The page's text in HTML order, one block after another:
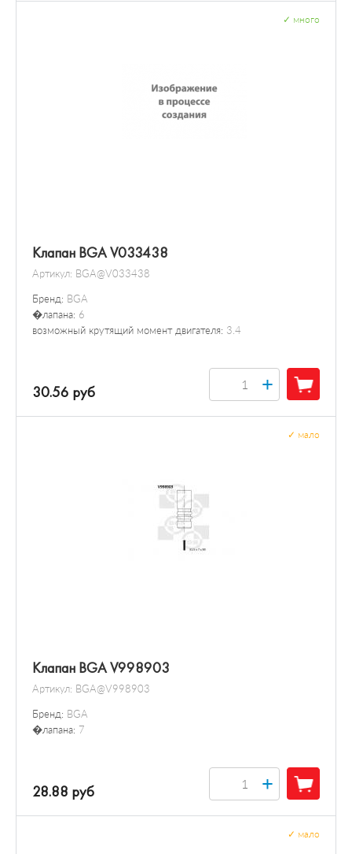
Клапан BGA V033438
Артикул: BGA@V033438
Бренд: BGA
�лапана: 6
возможный крутящий момент двигателя: 3.4
много
30.56 руб +
Клапан BGA V998903
Артикул: BGA@V998903
Бренд: BGA
�лапана: 7
мало
28.88 руб +
мало